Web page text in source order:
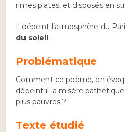
rimes plates, et disposés en
Il dépeint l’atmosphère du
du soleil.
Problématique
Comment ce poème, en
dépeint-il la misère
plus pauvres ?
Texte étudié